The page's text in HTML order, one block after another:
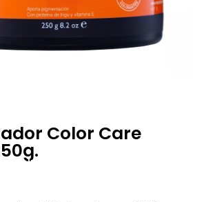
Color Care
Pedir Información Adicional